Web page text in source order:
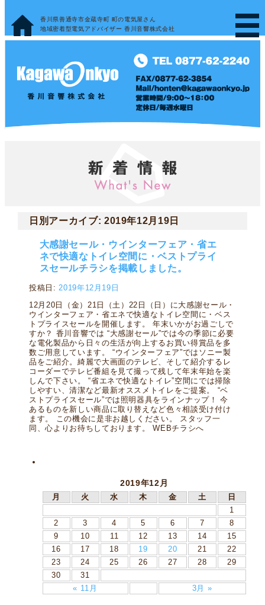
香川県善通寺市金蔵寺町 町の電気屋さん
地域密着型電気アドバイザー 香川音響株式会社
日別アーカイブ: 2019年12月19日
大感謝セール・ウインターフェア・省エ
ネで快適なトイレ空間に・ベストプライ
スセールチラシを掲載しました。
投稿日: 2019年12月19日
12月20日（金）21日（土）22日（日）に大感謝セール・
ウインターフェア・省エネで快適なトイレ空間に・ベス
トプライスセールを開催します。 年末いかがお過ごしで
すか？ 香川音響では “大感謝セール”では今の季節に必要
な電化製品から日々の生活が向上するお買い得賞品を多
数ご用意しています。 “ウインターフェア”ではソニー製
品をご紹介。綺麗で大画面のテレビ、そして紹介するレ
コーダーでテレビ番組を見て撮って残して年末年始を楽
しんで下さい。 “省エネで快適なトイレ”空間にでは掃除
しやすい、清潔など最新オススメトイレをご提案。 “ベ
ストプライスセール”では照明器具をラインナップ！ 今
あるものを新しい商品に取り替えなど色々相談受け付け
ます。 この機会に是非お越しください。 スタッフ一
同、心よりお待ちしております。 WEBチラシへ
2019年12月
月 火 水 木 金 土 日
« 11月 3月 »
1
2
3 4 5 6 7
8
9
10 11 12 13 14
15
16
17 18 19 20 21
22
23
24 25 26 27 28
29
30
31